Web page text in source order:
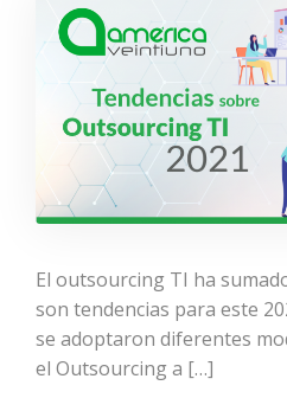
El outsourcing TI ha
son tendencias para este
se adoptaron diferentes
el Outsourcing a […]